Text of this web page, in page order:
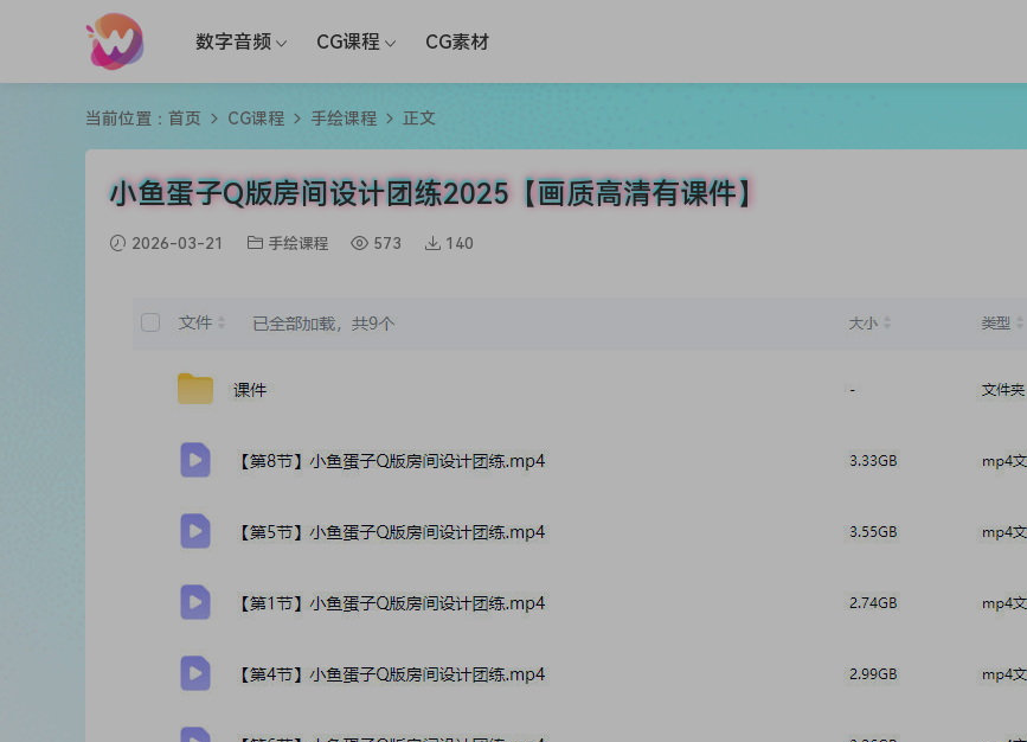
数字音频 CG课程 CG素材
当前位置： 首页 CG课程 手绘课程 正文
小鱼蛋子Q版房间设计团练2025【画质高清有课件】
2026-03-21 手绘课程 573 140